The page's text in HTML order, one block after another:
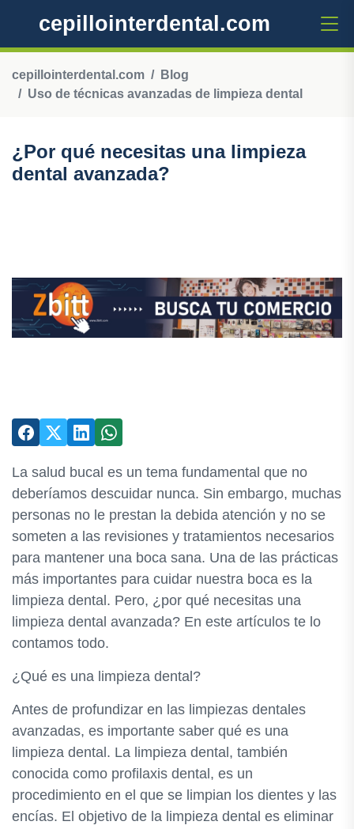
cepillointerdental.com
cepillointerdental.com
Blog
Uso de técnicas avanzadas de limpieza dental
¿Por qué necesitas una limpieza
dental avanzada?
La salud bucal es un tema fundamental que no
deberíamos descuidar nunca. Sin embargo, muchas
personas no le prestan la debida atención y no se
someten a las revisiones y tratamientos necesarios
para mantener una boca sana. Una de las prácticas
más importantes para cuidar nuestra boca es la
limpieza dental. Pero, ¿por qué necesitas una
limpieza dental avanzada? En este artículos te lo
contamos todo.
¿Qué es una limpieza dental?
Antes de profundizar en las limpiezas dentales
avanzadas, es importante saber qué es una
limpieza dental. La limpieza dental, también
conocida como profilaxis dental, es un
procedimiento en el que se limpian los dientes y las
encías. El objetivo de la limpieza dental es eliminar